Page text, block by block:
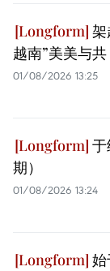
架
越南”美美与共
01/08/2026 13:25
期）
01/08/2026 13:24
始